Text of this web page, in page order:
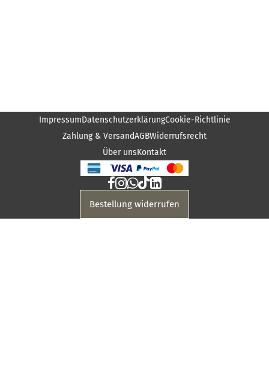
ImpressumDatenschutzerklärungCookie-Richtlinie
Zahlung & VersandAGBWiderrufsrecht
Über unsKontakt
Bestellung widerrufen